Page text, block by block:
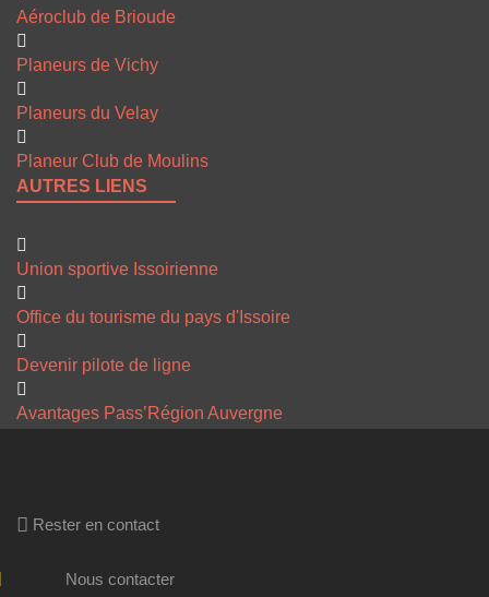
Aéroclub de Brioude
Planeurs de Vichy
Planeurs du Velay
Planeur Club de Moulins
AUTRES LIENS
Union sportive Issoirienne
Office du tourisme du pays d'Issoire
Devenir pilote de ligne
Avantages Pass’Région Auvergne
Rester en contact
Nous contacter